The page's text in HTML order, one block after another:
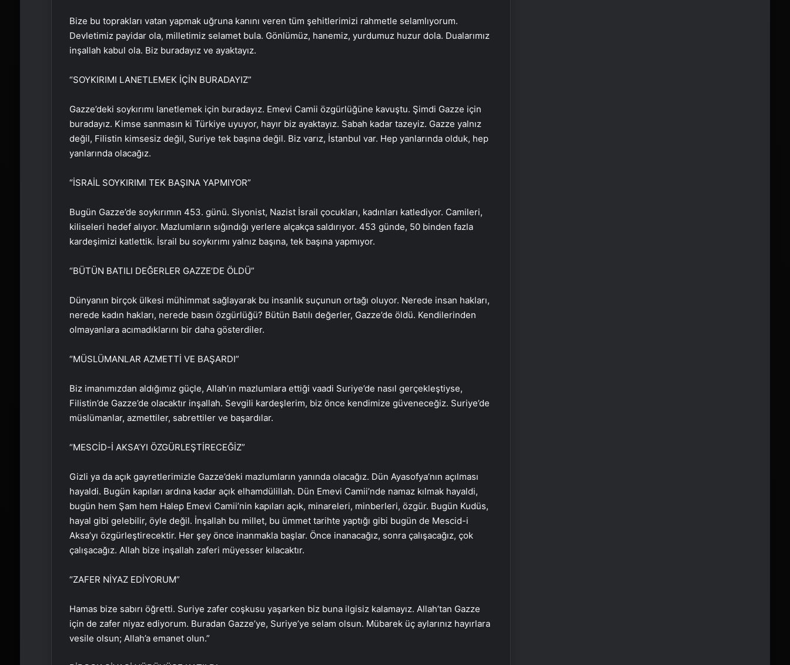
Bize bu toprakları vatan yapmak uğruna kanını veren tüm şehitlerimizi rahmetle selamlıyorum.
Devletimiz payidar ola, milletimiz selamet bula. Gönlümüz, hanemiz, yurdumuz huzur dola. Dualarımız
inşallah kabul ola. Biz buradayız ve ayaktayız.
“SOYKIRIMI LANETLEMEK İÇİN BURADAYIZ”
Gazze’deki soykırımı lanetlemek için buradayız. Emevi Camii özgürlüğüne kavuştu. Şimdi Gazze için
buradayız. Kimse sanmasın ki Türkiye uyuyor, hayır biz ayaktayız. Sabah kadar tazeyiz. Gazze yalnız
değil, Filistin kimsesiz değil, Suriye tek başına değil. Biz varız, İstanbul var. Hep yanlarında olduk, hep
yanlarında olacağız.
“İSRAİL SOYKIRIMI TEK BAŞINA YAPMIYOR”
Bugün Gazze’de soykırımın 453. günü. Siyonist, Nazist İsrail çocukları, kadınları katlediyor. Camileri,
kiliseleri hedef alıyor. Mazlumların sığındığı yerlere alçakça saldırıyor. 453 günde, 50 binden fazla
kardeşimizi katlettik. İsrail bu soykırımı yalnız başına, tek başına yapmıyor.
“BÜTÜN BATILI DEĞERLER GAZZE’DE ÖLDÜ”
Dünyanın birçok ülkesi mühimmat sağlayarak bu insanlık suçunun ortağı oluyor. Nerede insan hakları,
nerede kadın hakları, nerede basın özgürlüğü? Bütün Batılı değerler, Gazze’de öldü. Kendilerinden
olmayanlara acımadıklarını bir daha gösterdiler.
“MÜSLÜMANLAR AZMETTİ VE BAŞARDI”
Biz imanımızdan aldığımız güçle, Allah’ın mazlumlara ettiği vaadi Suriye’de nasıl gerçekleştiyse,
Filistin’de Gazze’de olacaktır inşallah. Sevgili kardeşlerim, biz önce kendimize güveneceğiz. Suriye’de
müslümanlar, azmettiler, sabrettiler ve başardılar.
“MESCİD-İ AKSA’YI ÖZGÜRLEŞTİRECEĞİZ”
Gizli ya da açık gayretlerimizle Gazze’deki mazlumların yanında olacağız. Dün Ayasofya’nın açılması
hayaldi. Bugün kapıları ardına kadar açık elhamdülillah. Dün Emevi Camii’nde namaz kılmak hayaldi,
bugün hem Şam hem Halep Emevi Camii’nin kapıları açık, minareleri, minberleri, özgür. Bugün Kudüs,
hayal gibi gelebilir, öyle değil. İnşallah bu millet, bu ümmet tarihte yaptığı gibi bugün de Mescid-i
Aksa’yı özgürleştirecektir. Her şey önce inanmakla başlar. Önce inanacağız, sonra çalışacağız, çok
çalışacağız. Allah bize inşallah zaferi müyesser kılacaktır.
“ZAFER NİYAZ EDİYORUM”
Hamas bize sabırı öğretti. Suriye zafer coşkusu yaşarken biz buna ilgisiz kalamayız. Allah’tan Gazze
için de zafer niyaz ediyorum. Buradan Gazze’ye, Suriye’ye selam olsun. Mübarek üç aylarınız hayırlara
vesile olsun; Allah’a emanet olun.”